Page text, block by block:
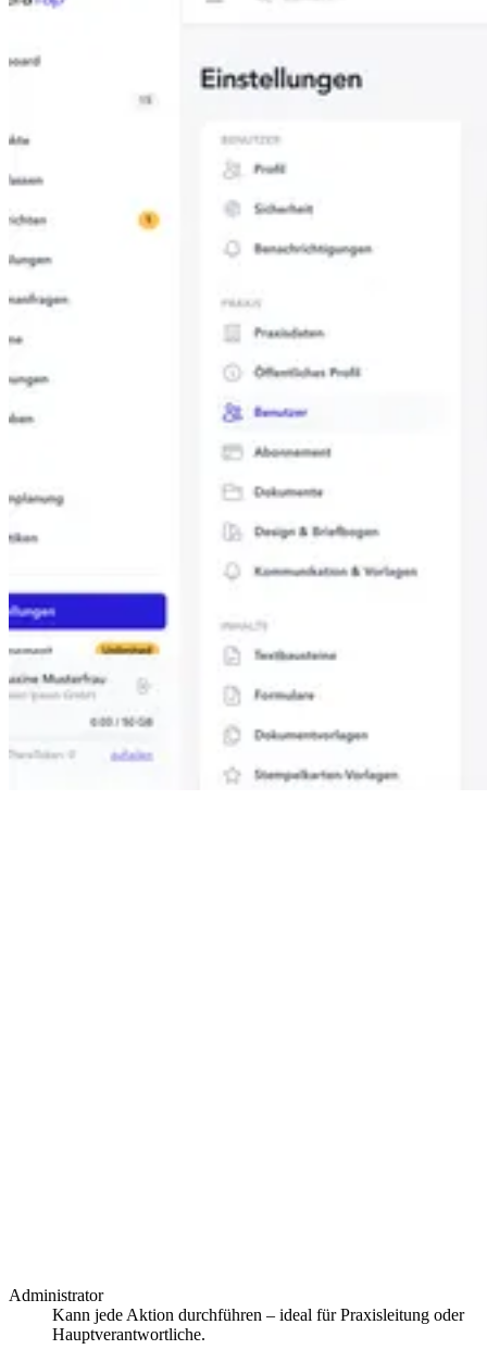
Administrator
Kann jede Aktion durchführen – ideal für Praxisleitung oder
Hauptverantwortliche.